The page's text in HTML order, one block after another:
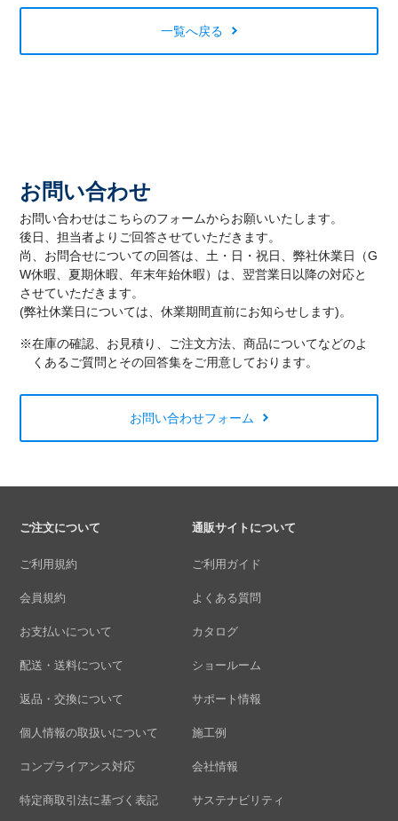
一覧へ戻る
お問い合わせ
お問い合わせはこちらのフォームからお願いいたします。
後日、担当者よりご回答させていただきます。
尚、お問合せについての回答は、土・日・祝日、弊社休業日（G
W休暇、夏期休暇、年末年始休暇）は、翌営業日以降の対応と
させていただきます。
(弊社休業日については、休業期間直前にお知らせします)。
※在庫の確認、お見積り、ご注文方法、商品についてなどのよ
くあるご質問とその回答集をご用意しております。
お問い合わせフォーム
ご注文について
ご利用規約
会員規約
お支払いについて
配送・送料について
返品・交換について
個人情報の取扱いについて
コンプライアンス対応
特定商取引法に基づく表記
通販サイトについて
ご利用ガイド
よくある質問
カタログ
ショールーム
サポート情報
施工例
会社情報
サステナビリティ